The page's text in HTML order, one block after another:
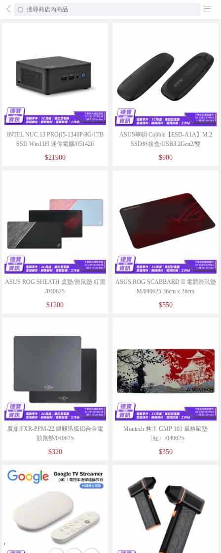
󰄕 󰂦
INTEL NUC 13 PRO(I5-1340P/8G/1TB
SSD Win11H 迷你電腦/051426
$21900
ASUS華碩 Cobble【ESD-A1A】M.2
SSD外接盒/USB3.2Gen2/雙
模/IP55/0401025
$900
ASUS ROG SHEATH 桌墊/滑鼠墊 紅黑
/040625
$1200
ASUS ROG SCABBARD II 電競滑鼠墊
M/040625 36cm x 26cm
$550
廣鼎 FXR-PPM-22 銀毅迅狐鋁合金電
競鼠墊/040625
$320
Montech 君主 GMP 101 風格鼠墊
〈紅〉/040625
$350